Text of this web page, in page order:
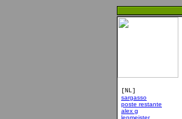
[NL]
sargasso
poste restante
alex g
lenmeister